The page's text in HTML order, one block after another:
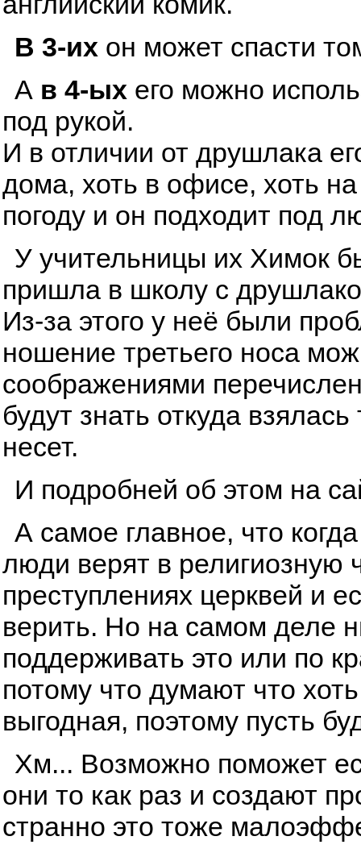
В 3-их он может спасти
А в 4-ых его можно
под рукой.
И в отличии от друшлака
дома, хоть в офисе, хоть
погоду и он подходит под
У учительницы их Химок
пришла в школу с
Из-за этого у неё были
ношение третьего носа
соображениями
будут знать откуда
несет.
И подробней об этом на
А самое главное, что
люди верят в религиозную
преступлениях церквей и
верить. Но на самом деле
поддерживать это или по
потому что думают что
выгодная, поэтому пусть
Хм... Возможно поможет
они то как раз и создают
странно это тоже